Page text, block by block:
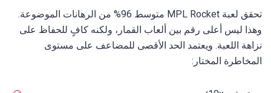
تحقق لعبة MPL Rocket متوسط 96% من الرهانات الموضوعة.
وهذا ليس أعلى رقم بين ألعاب القمار، ولكنه كافٍ للحفاظ على
نزاهة اللعبة. ويعتمد الحد الأقصى للمضاعف على مستوى
المخاطرة المختار: